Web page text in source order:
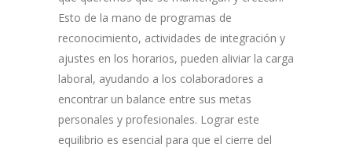
Esto de la mano de programas de
reconocimiento, actividades de integración y
ajustes en los horarios, pueden aliviar la carga
laboral, ayudando a los colaboradores a
encontrar un balance entre sus metas
personales y profesionales. Lograr este
equilibrio es esencial para que el cierre del